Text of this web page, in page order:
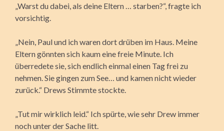
„Warst du dabei, als deine Eltern … starben?“, fragte ich
vorsichtig.
„Nein, Paul und ich waren dort drüben im Haus. Meine
Eltern gönnten sich kaum eine freie Minute. Ich
überredete sie, sich endlich einmal einen Tag frei zu
nehmen. Sie gingen zum See… und kamen nicht wieder
zurück.“ Drews Stimmte stockte.
„Tut mir wirklich leid.“ Ich spürte, wie sehr Drew immer
noch unter der Sache litt.